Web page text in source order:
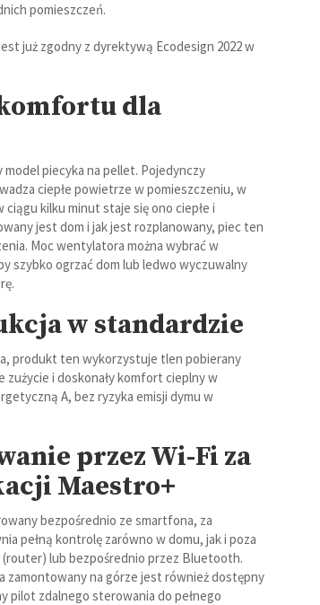
pomieszczeń.
już zgodny z dyrektywą Ecodesign 2022 w
dla
piecyka na pellet. Pojedynczy
ciepłe powietrze w pomieszczeniu, w
kilku minut staje się ono ciepłe i
jest dom i jak jest rozplanowany, piec ten
Moc wentylatora można wybrać w
szybko ogrzać dom lub ledwo wyczuwalny
w standardzie
produkt ten wykorzystuje tlen pobierany
i doskonały komfort cieplny w
A, bez ryzyka emisji dymu w
przez Wi-Fi za
Maestro+
bezpośrednio ze smartfona, za
pełną kontrolę zarówno w domu, jak i poza
lub bezpośrednio przez Bluetooth.
na górze jest również dostępny
pilot zdalnego sterowania do pełnego